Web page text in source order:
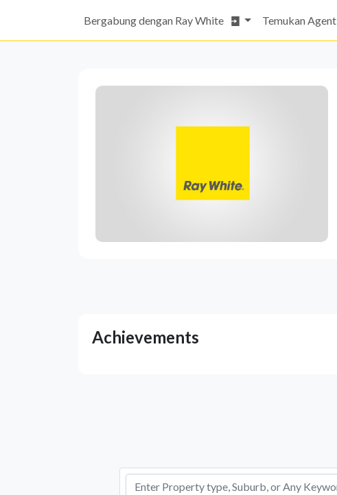
Bergabung dengan Ray White Temukan Agent
Achievements